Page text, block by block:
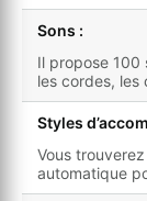
Sons :
Il propose 100
les cordes, les
Styles
Vous
automatique